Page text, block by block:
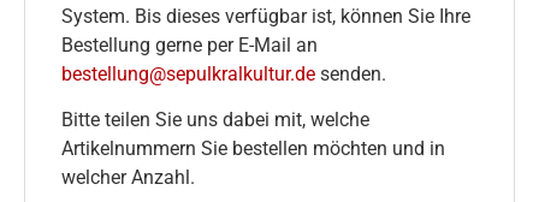
System. Bis dieses verfügbar ist, können Sie Ihre
Bestellung gerne per E-Mail an
bestellung@sepulkralkultur.de senden.
Bitte teilen Sie uns dabei mit, welche
Artikelnummern Sie bestellen möchten und in
welcher Anzahl.